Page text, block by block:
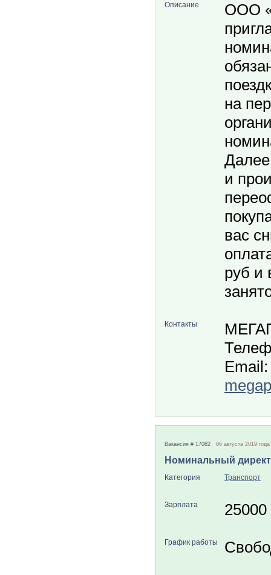
Описание
ООО
на
и
вас
руб и
Контакты
Email:
Вакансия # 17082 06 августа 2019 года
Номинальный
Категория Транспорт
Зарплата 25000
График работы